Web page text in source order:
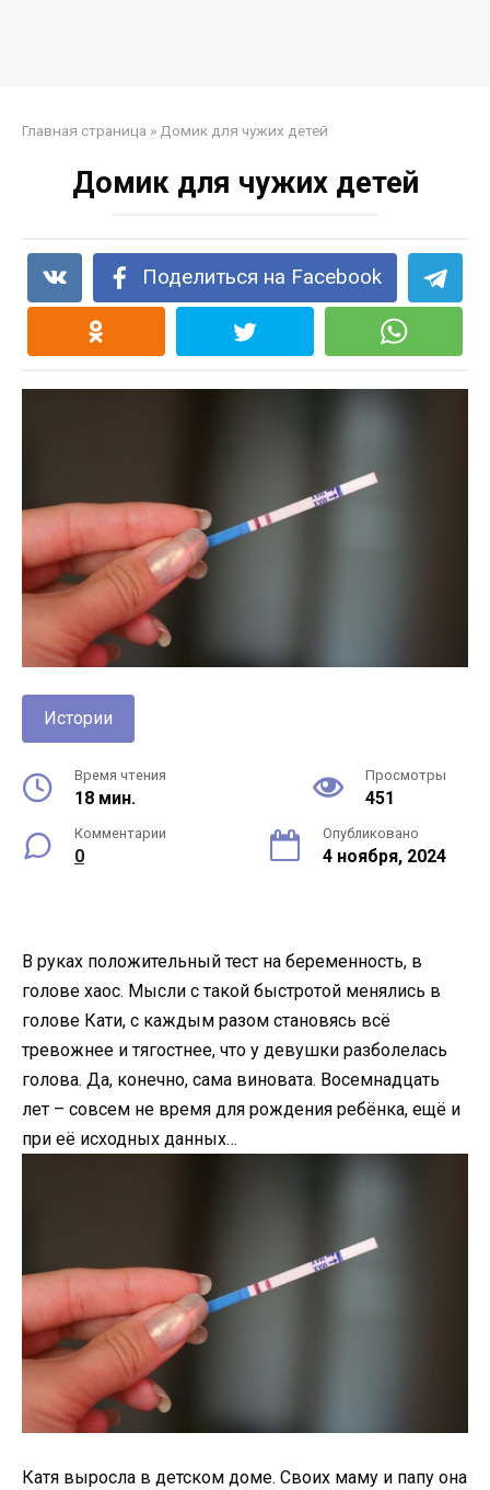
Главная страница » Домик для чужих детей
Домик для чужих детей
Поделиться на Facebook
Истории
Время чтения
18 мин.
Просмотры
451
Комментарии
0
Опубликовано
4 ноября, 2024
В руках положительный тест на беременность, в
голове хаос. Мысли с такой быстротой менялись в
голове Кати, с каждым разом становясь всё
тревожнее и тягостнее, что у девушки разболелась
голова. Да, конечно, сама виновата. Восемнадцать
лет – совсем не время для рождения ребёнка, ещё и
при её исходных данных…
Катя выросла в детском доме. Своих маму и папу она